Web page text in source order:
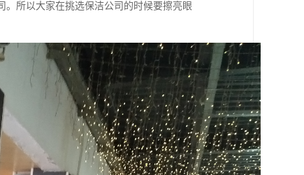
所以大家在挑选保洁公司的时候要擦亮眼